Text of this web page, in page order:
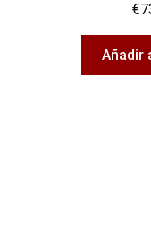
€
Añadir